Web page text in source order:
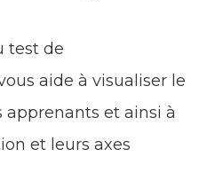
test de
aide à visualiser le
et ainsi à
et leurs axes